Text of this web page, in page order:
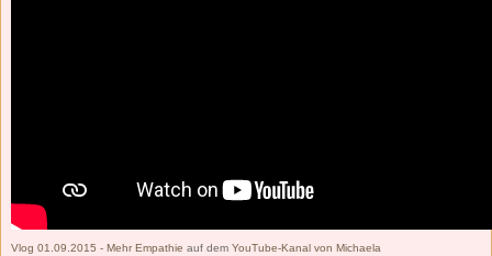
Vlog 01.09.2015 - Mehr Empathie auf dem YouTube-Kanal von Michaela